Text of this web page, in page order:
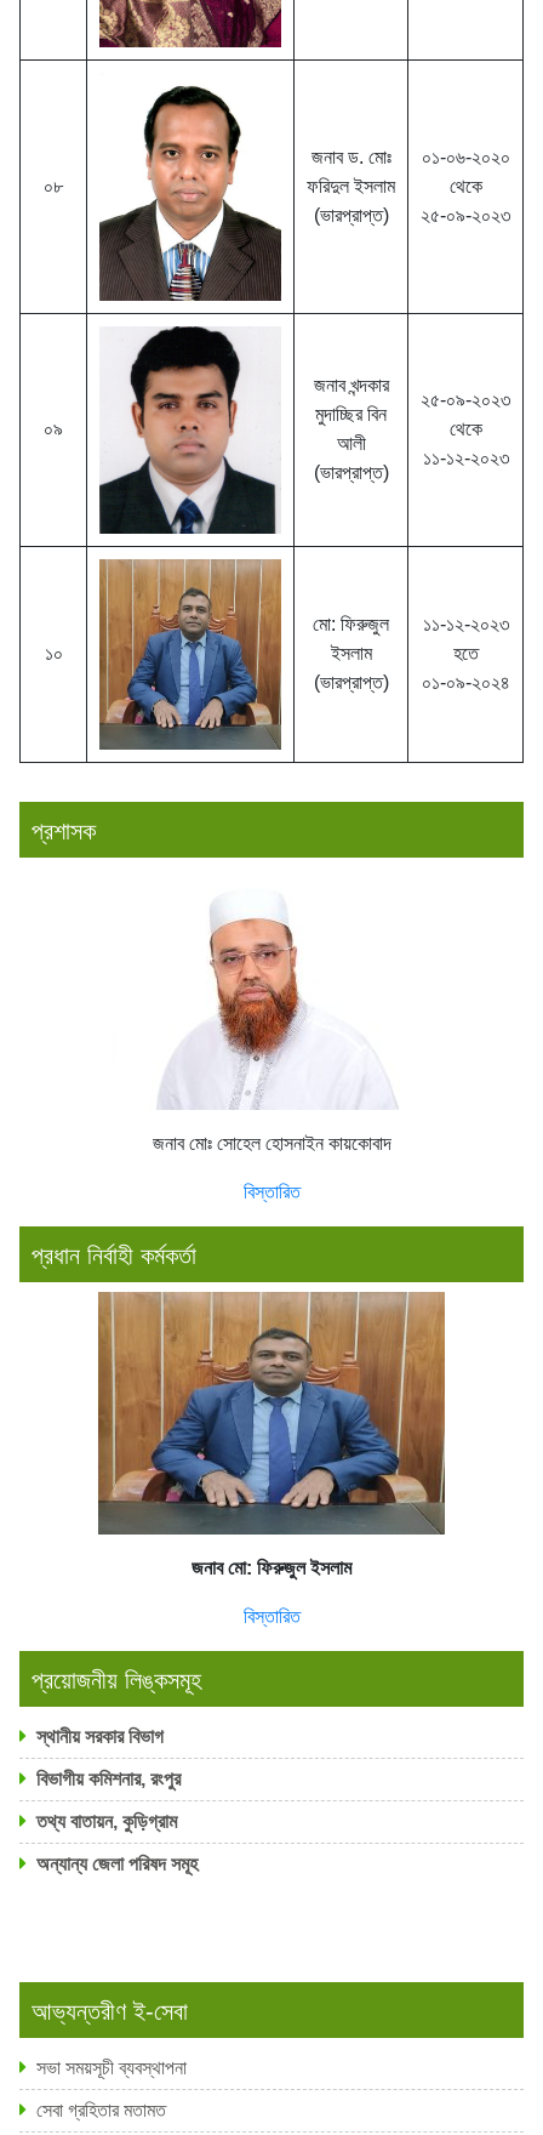
০৮
জনাব ড. মোঃ
ফরিদুল ইসলাম
(ভারপ্রাপ্ত)
০১-০৬-২০২০
থেকে
২৫-০৯-২০২৩
০৯
জনাব খন্দকার
মুদাচ্ছির বিন
আলী
(ভারপ্রাপ্ত)
২৫-০৯-২০২৩
থেকে
১১-১২-২০২৩
১০
মো: ফিরুজুল
ইসলাম
(ভারপ্রাপ্ত)
১১-১২-২০২৩
হতে
০১-০৯-২০২৪
প্রশাসক
জনাব মোঃ সোহেল হোসনাইন কায়কোবাদ
বিস্তারিত
প্রধান নির্বাহী কর্মকর্তা
জনাব মো: ফিরুজুল ইসলাম
বিস্তারিত
প্রয়োজনীয় লিঙ্কসমূহ
স্থানীয় সরকার বিভাগ
বিভাগীয় কমিশনার, রংপুর
তথ্য বাতায়ন, কুড়িগ্রাম
অন্যান্য জেলা পরিষদ সমূহ
আভ্যন্তরীণ ই-সেবা
সভা সময়সূচী ব্যবস্থাপনা
সেবা গ্রহিতার মতামত